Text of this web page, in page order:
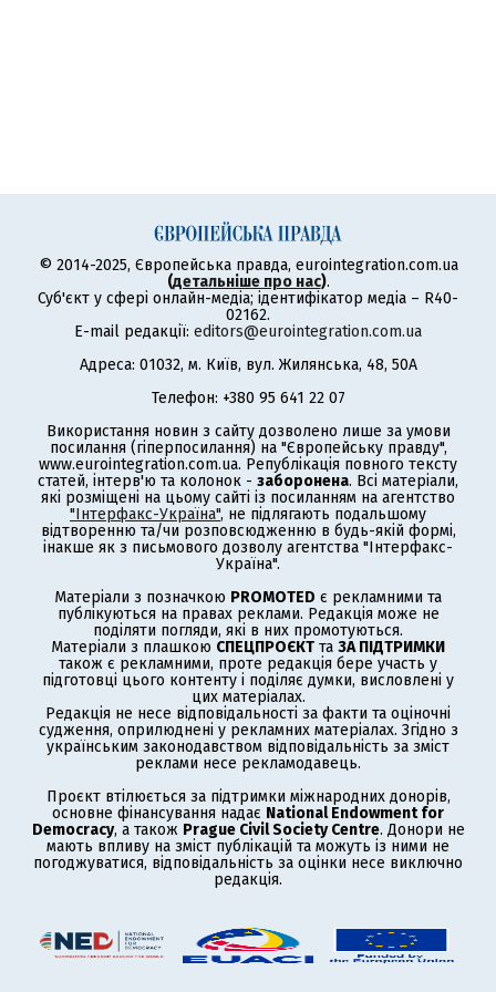
© 2014-2025, Європейська правда, eurointegration.com.ua
(детальніше про нас).
Суб'єкт у сфері онлайн-медіа; ідентифікатор медіа – R40-
02162.
E-mail редакції: editors@eurointegration.com.ua
Адреса: 01032, м. Київ, вул. Жилянська, 48, 50А
Телефон: +380 95 641 22 07
Використання новин з сайту дозволено лише за умови
посилання (гіперпосилання) на "Європейську правду",
www.eurointegration.com.ua. Републікація повного тексту
статей, інтерв'ю та колонок - заборонена. Всі матеріали,
які розміщені на цьому сайті із посиланням на агентство
"Інтерфакс-Україна", не підлягають подальшому
відтворенню та/чи розповсюдженню в будь-якій формі,
інакше як з письмового дозволу агентства "Інтерфакс-
Україна".
Матеріали з позначкою PROMOTED є рекламними та
публікуються на правах реклами. Редакція може не
поділяти погляди, які в них промотуються.
Матеріали з плашкою СПЕЦПРОЄКТ та ЗА ПІДТРИМКИ
також є рекламними, проте редакція бере участь у
підготовці цього контенту і поділяє думки, висловлені у
цих матеріалах.
Редакція не несе відповідальності за факти та оціночні
судження, оприлюднені у рекламних матеріалах. Згідно з
українським законодавством відповідальність за зміст
реклами несе рекламодавець.
Проєкт втілюється за підтримки міжнародних донорів,
основне фінансування надає National Endowment for
Democracy, а також Prague Civil Society Centre. Донори не
мають впливу на зміст публікацій та можуть із ними не
погоджуватися, відповідальність за оцінки несе виключно
редакція.